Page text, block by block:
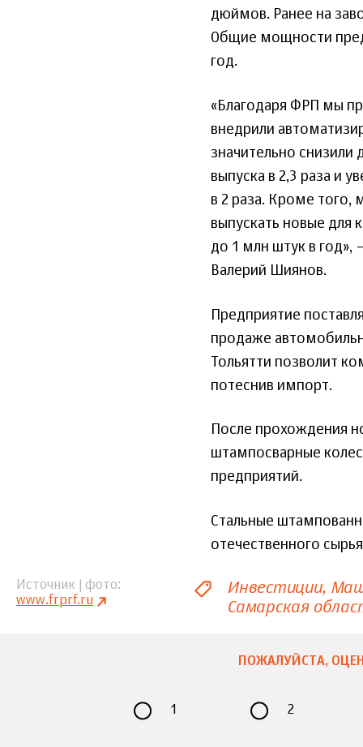
дюймов. Ранее на
Общие мощности
год.
«Благодаря ФРП мы
внедрили
значительно снизили
выпуска в 2,3 раза и
в 2 раза. Кроме
выпускать новые
до 1 млн штук в год»,
Валерий Шиянов.
Предприятие
продаже
Тольятти позволит
потеснив импорт.
После прохождения
штампосварные
предприятий.
Стальные
отечественного
Источник | фото
www.frprf.ru
Инвестиции
Самарская
ПОЖАЛУЙСТА,
1 2